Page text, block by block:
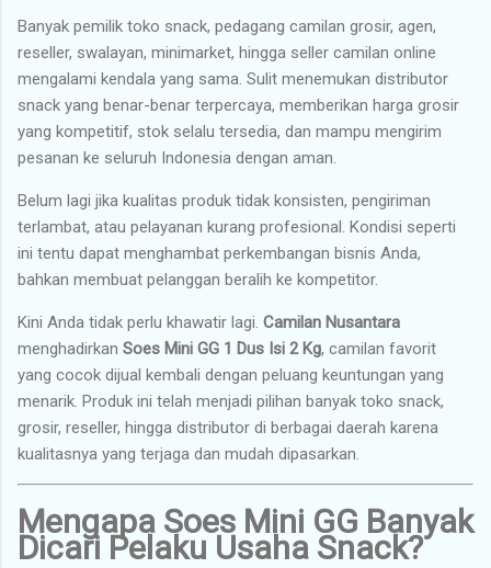
Banyak pemilik toko snack, pedagang camilan grosir, agen,
reseller, swalayan, minimarket, hingga seller camilan online
mengalami kendala yang sama. Sulit menemukan distributor
snack yang benar-benar terpercaya, memberikan harga grosir
yang kompetitif, stok selalu tersedia, dan mampu mengirim
pesanan ke seluruh Indonesia dengan aman.
Belum lagi jika kualitas produk tidak konsisten, pengiriman
terlambat, atau pelayanan kurang profesional. Kondisi seperti
ini tentu dapat menghambat perkembangan bisnis Anda,
bahkan membuat pelanggan beralih ke kompetitor.
Kini Anda tidak perlu khawatir lagi. Camilan Nusantara
menghadirkan Soes Mini GG 1 Dus Isi 2 Kg, camilan favorit
yang cocok dijual kembali dengan peluang keuntungan yang
menarik. Produk ini telah menjadi pilihan banyak toko snack,
grosir, reseller, hingga distributor di berbagai daerah karena
kualitasnya yang terjaga dan mudah dipasarkan.
Mengapa Soes Mini GG Banyak
Dicari Pelaku Usaha Snack?